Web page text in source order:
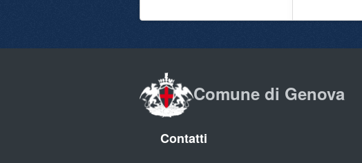
Comune di Genova
Contatti